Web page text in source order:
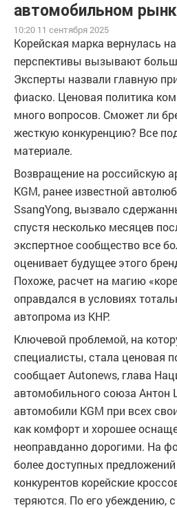
автомобильном
10:20 11 сентября 2025
Корейская марка вернулась
перспективы вызывают
Эксперты назвали главную
фиаско. Ценовая политика
много вопросов. Сможет ли
жесткую конкуренцию? Все
материале.
Возвращение на российскую
KGM, ранее известной
SsangYong, вызвало
спустя несколько месяцев
экспертное сообщество все
оценивает будущее этого
Похоже, расчет на магию
оправдался в условиях
автопрома из КНР.
Ключевой проблемой, на
специалисты, стала ценовая
сообщает Autonews, глава
автомобильного союза Антон
автомобили KGM при всех
как комфорт и хорошее
неоправданно дорогими. На
более доступных предложений
конкурентов корейские
теряются. По его убеждению,